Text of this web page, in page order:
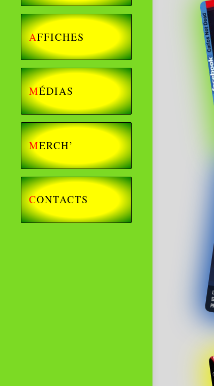
AFFICHES
MÉDIAS
MERCH’
CONTACTS